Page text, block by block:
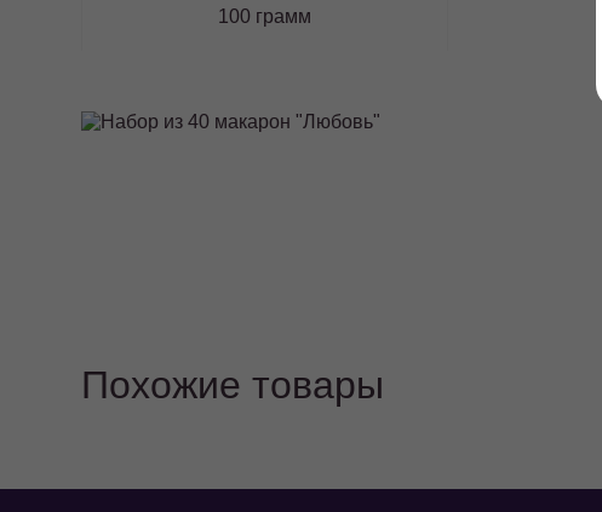
100 грамм
Похожие товары